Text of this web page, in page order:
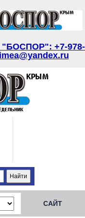
"БОСПОР": +7-978-
САЙТ